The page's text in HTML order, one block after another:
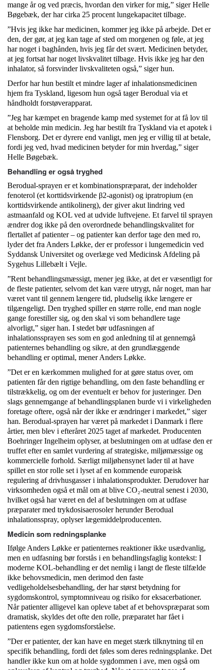
mange år og ved præcis, hvordan den virker for mig,” siger Helle
Bøgebæk, der har cirka 25 procent lungekapacitet tilbage.
”Hvis jeg ikke har medicinen, kommer jeg ikke på arbejde. Det er
den, der gør, at jeg kan tage af sted om morgenen og føle, at jeg
har noget i baghånden, hvis jeg får det svært. Medicinen betyder,
at jeg fortsat har noget livskvalitet tilbage. Hvis ikke jeg har den
inhalator, så forsvinder livskvaliteten også,” siger hun.
Derfor har hun bestilt et mindre lager af inhalationsmedicinen
hjem fra Tyskland, ligesom hun også tager Berodual via et
håndholdt forstøverapparat.
”Jeg har kæmpet en bragende kamp med systemet for at få lov til
at beholde min medicin. Jeg har bestilt fra Tyskland via et apotek i
Flensborg. Det er dyrere end vanligt, men jeg er villig til at betale,
fordi jeg ved, hvad medicinen betyder for min hverdag,” siger
Helle Bøgebæk.
Behandling er også tryghed
Berodual-sprayen er et kombinationspræparat, der indeholder
fenoterol (et korttidsvirkende β2-agonist) og ipratropium (en
korttidsvirkende antikolinerg), der giver akut lindring ved
astmaanfald og KOL ved at udvide luftvejene. Et farvel til sprayen
ændrer dog ikke på den overordnede behandlingskvalitet for
flertallet af patienter – og patienter kan derfor tage den med ro,
lyder det fra Anders Løkke, der er professor i lungemedicin ved
Syddansk Universitet og overlæge ved Medicinsk Afdeling på
Sygehus Lillebælt i Vejle.
”Rent behandlingsmæssigt, mener jeg ikke, at det er væsentligt for
de fleste patienter, selvom det kan være utrygt, når noget, man har
været vant til gennem længere tid, pludselig ikke længere er
tilgængeligt. Den tryghed spiller en større rolle, end man nogle
gange forestiller sig, og den skal vi som behandlere tage
alvorligt,” siger han. I stedet bør udfasningen af
inhalationssprayen ses som en god anledning til at gennemgå
patienternes behandling og sikre, at den grundlæggende
behandling er optimal, mener Anders Løkke.
”Det er en kærkommen mulighed for at gøre status over, om
patienten får den rigtige behandling, om den faste behandling er
tilstrækkelig, og om der eventuelt er behov for justeringer. Den
slags gennemgange af behandlingsplanen burde vi i virkeligheden
foretage oftere, også når der ikke er ændringer i markedet,” siger
han. Berodual-sprayen har været på markedet i Danmark i flere
årtier, men blev i efteråret 2025 taget af markedet. Producenten
Boehringer Ingelheim oplyser, at beslutningen om at udfase den er
truffet efter en samlet vurdering af strategiske, miljømæssige og
kommercielle forhold. Særligt miljøhensynet lader til at have
spillet en stor rolle set i lyset af en kommende europæisk
regulering af drivhusgasser i inhalationsprodukter. Derudover har
virksomheden også et mål om at blive CO₂-neutral senest i 2030,
hvilket også har været en del af beslutningen om at udfase
præparater med trykdosisaerosoler herunder Berodual
inhalationsspray, oplyser lægemiddelproducenten.
Medicin som redningsplanke
Ifølge Anders Løkke er patienternes reaktioner ikke usædvanlig,
men en udfasning bør forstås i en behandlingsfaglig kontekst: I
moderne KOL-behandling er det nemlig i langt de fleste tilfælde
ikke behovsmedicin, men derimod den faste
vedligeholdelsesbehandling, der har størst betydning for
sygdomskontrol, symptomniveau og risiko for eksacerbationer.
Når patienter alligevel kan opleve tabet af et behovspræparat som
dramatisk, skyldes det ofte den rolle, præparatet har fået i
patientens egen sygdomsforståelse.
”Der er patienter, der kan have en meget stærk tilknytning til en
specifik behandling, fordi det føles som deres redningsplanke. Det
handler ikke kun om at holde sygdommen i ave, men også om